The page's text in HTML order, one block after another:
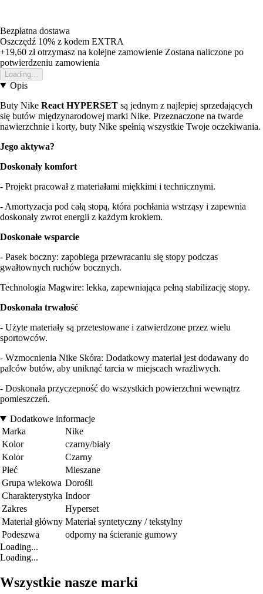
Bezpłatna dostawa
Oszczędź 10% z kodem EXTRA
+19,60 złotrzymasz na kolejne zamowienie Zostana naliczone po
potwierdzeniu zamowienia
Loading...
Opis
Buty Nike React HYPERSET są jednym z najlepiej sprzedających
się butów międzynarodowej marki Nike. Przeznaczone na twarde
nawierzchnie i korty, buty Nike spełnią wszystkie Twoje oczekiwania.
Jego aktywa?
Doskonały komfort
- Projekt pracował z materiałami miękkimi i technicznymi.
- Amortyzacja pod całą stopą, która pochłania wstrząsy i zapewnia
doskonały zwrot energii z każdym krokiem.
Doskonałe wsparcie
- Pasek boczny: zapobiega przewracaniu się stopy podczas
gwałtownych ruchów bocznych.
Technologia Magwire: lekka, zapewniająca pełną stabilizację stopy.
Doskonała trwałość
- Użyte materiały są przetestowane i zatwierdzone przez wielu
sportowców.
- Wzmocnienia Nike Skóra: Dodatkowy materiał jest dodawany do
palców butów, aby uniknąć tarcia w miejscach wrażliwych.
- Doskonała przyczepność do wszystkich powierzchni wewnątrz
pomieszczeń.
Dodatkowe informacje
Marka
Nike
Kolor
czarny/biały
Kolor
Czarny
Płeć
Mieszane
Grupa wiekowa Dorośli
Charakterystyka Indoor
Zakres
Hyperset
Materiał główny Materiał syntetyczny / tekstylny
Podeszwa
odporny na ścieranie gumowy
Loading...
Loading...
Wszystkie nasze marki